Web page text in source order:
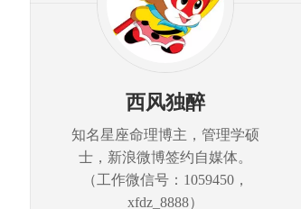
西风独醉
知名星座命理博主，管理学硕
士，新浪微博签约自媒体。
（工作微信号：1059450，
xfdz_8888）